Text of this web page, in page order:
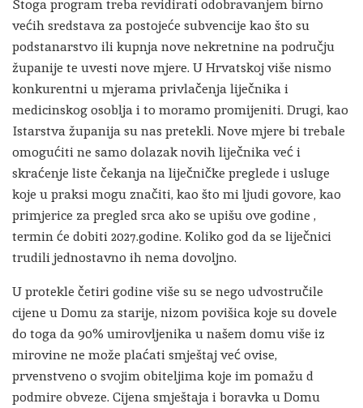
Stoga program treba revidirati odobravanjem birno
većih sredstava za postojeće subvencije kao što su
podstanarstvo ili kupnja nove nekretnine na području
županije te uvesti nove mjere. U Hrvatskoj više nismo
konkurentni u mjerama privlačenja liječnika i
medicinskog osoblja i to moramo promijeniti. Drugi, kao
Istarstva županija su nas pretekli. Nove mjere bi trebale
omogućiti ne samo dolazak novih liječnika već i
skraćenje liste čekanja na liječničke preglede i usluge
koje u praksi mogu značiti, kao što mi ljudi govore, kao
primjerice za pregled srca ako se upišu ove godine ,
termin će dobiti 2027.godine. Koliko god da se liječnici
trudili jednostavno ih nema dovoljno.
U protekle četiri godine više su se nego udvostručile
cijene u Domu za starije, nizom povišica koje su dovele
do toga da 90% umirovljenika u našem domu više iz
mirovine ne može plaćati smještaj već ovise,
prvenstveno o svojim obiteljima koje im pomažu d
podmire obveze. Cijena smještaja i boravka u Domu